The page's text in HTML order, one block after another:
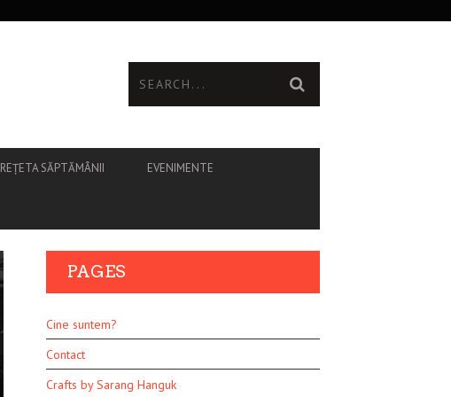
REȚETA SĂPTĂMÂNII EVENIMENTE
PAGES
Cine suntem?
Contact
Crafts by Sarang Hanguk